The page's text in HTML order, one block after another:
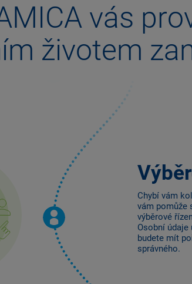
vás
životem
Chybí vám
vám pomůže
výběrové
Osobní
budete mít
správného.